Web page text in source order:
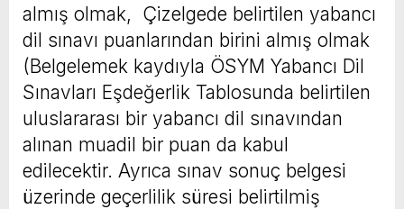
almış olmak, Çizelgede belirtilen yabancı
dil sınavı puanlarından birini almış olmak
(Belgelemek kaydıyla ÖSYM Yabancı Dil
Sınavları Eşdeğerlik Tablosunda belirtilen
uluslararası bir yabancı dil sınavından
alınan muadil bir puan da kabul
edilecektir. Ayrıca sınav sonuç belgesi
üzerinde geçerlilik süresi belirtilmiş